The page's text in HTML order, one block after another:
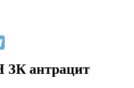
ЗК антрацит